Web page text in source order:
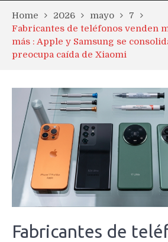
Home 2026 mayo
7
Fabricantes de teléfonos venden
más : Apple y Samsung se
preocupa caída de Xiaomi
Fabricantes de